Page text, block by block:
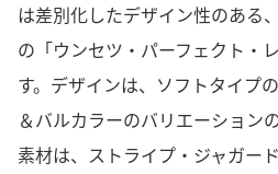
は差別化したデザイン性のある
の「ウンセツ・パーフェクト・
す。デザインは、ソフトタイプ
＆バルカラーのバリエーション
素材は、ストライプ・ジャガー